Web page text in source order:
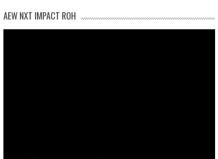
AEW NXT IMPACT ROH